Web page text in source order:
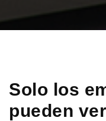
Solo los
pueden